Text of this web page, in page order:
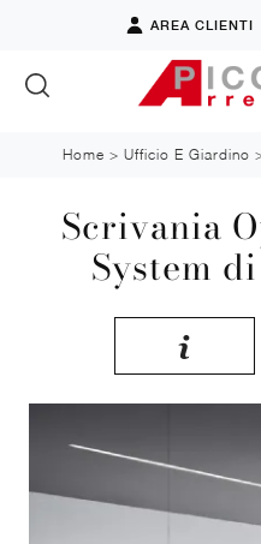
AREA CLIENTI
Home > Ufficio E Giardino
Scrivania
System